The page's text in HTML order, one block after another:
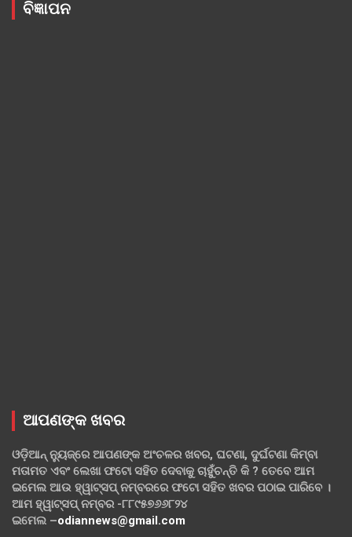
ବିଜ୍ଞାପନ
ଆପଣଙ୍କ ଖବର
ଓଡ଼ିଆନ୍ ନ୍ୟୁଜ୍‌ରେ ଆପଣଙ୍କ ଅଂଚଳର ଖବର, ଘଟଣା, ଦୁର୍ଘଟଣା କିମ୍ବା
ମତାମତ ଏବଂ ଲେଖା ଫଟୋ ସହିତ ଦେବାକୁ ଚାହୁଁଚନ୍ତି କି ? ତେବେ ଆମ
ଇମେଲ ଆଉ ହ୍ୱାଟ୍‌ସପ୍ ନମ୍ବରରେ ଫଟୋ ସହିତ ଖବର ପଠାଇ ପାରିବେ ।
ଆମ ହ୍ୱାଟ୍‌ସପ୍ ନମ୍ବର -୮୮୯୫୭୬୬୮୨୪
ଇମେଲ –odiannews@gmail.com